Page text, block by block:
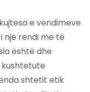
e vendimeve
një rendi më të
është dhe
shtetit etik